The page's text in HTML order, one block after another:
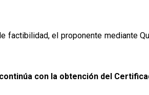
factibilidad, el proponente mediante
con la obtención del